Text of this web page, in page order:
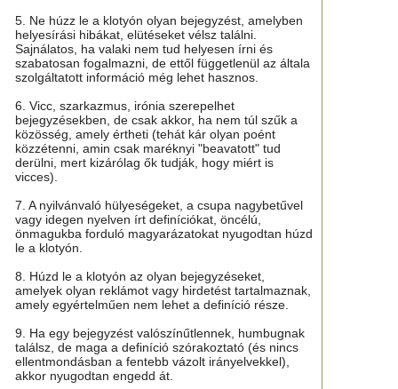
5. Ne húzz le a klotyón olyan bejegyzést, amelyben
helyesírási hibákat, elütéseket vélsz találni.
Sajnálatos, ha valaki nem tud helyesen írni és
szabatosan fogalmazni, de ettől függetlenül az általa
szolgáltatott információ még lehet hasznos.
6. Vicc, szarkazmus, irónia szerepelhet
bejegyzésekben, de csak akkor, ha nem túl szűk a
közösség, amely értheti (tehát kár olyan poént
közzétenni, amin csak maréknyi "beavatott" tud
derülni, mert kizárólag ők tudják, hogy miért is
vicces).
7. A nyilvánvaló hülyeségeket, a csupa nagybetűvel
vagy idegen nyelven írt definíciókat, öncélú,
önmagukba forduló magyarázatokat nyugodtan húzd
le a klotyón.
8. Húzd le a klotyón az olyan bejegyzéseket,
amelyek olyan reklámot vagy hirdetést tartalmaznak,
amely egyértelműen nem lehet a definíció része.
9. Ha egy bejegyzést valószínűtlennek, humbugnak
találsz, de maga a definíció szórakoztató (és nincs
ellentmondásban a fentebb vázolt irányelvekkel),
akkor nyugodtan engedd át.